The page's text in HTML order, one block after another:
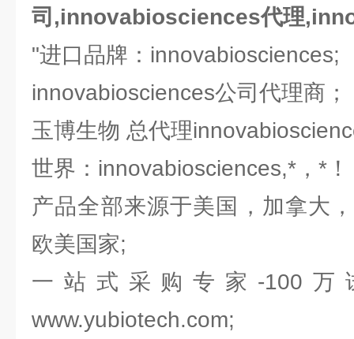
司,innovabiosciences代理
"进口品牌：innovabiosciences;
innovabiosciences公司代理商
玉博生物 总代理
世界：innovabiosciences,*，*
产品全部来源于美国，加拿大
欧美国家;
一站式采购专家-100万
www.yubiotech.com;